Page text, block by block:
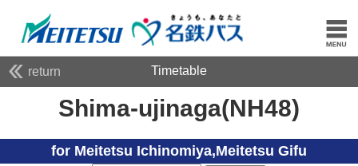
return Timetable
Shima-ujinaga(NH48)
for Meitetsu Ichinomiya,Meitetsu Gifu